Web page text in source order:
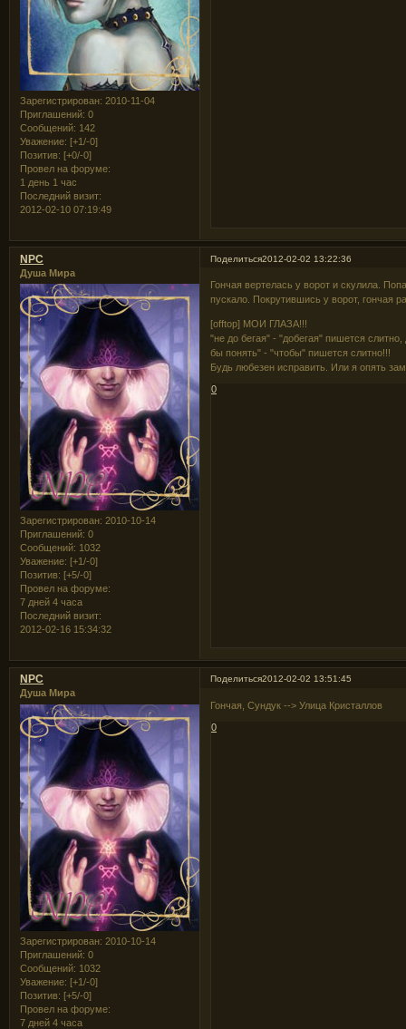
Зарегистрирован: 2010-11-04
Приглашений: 0
Сообщений: 142
Уважение: [+1/-0]
Позитив: [+0/-0]
Провел на форуме:
1 день 1 час
Последний визит:
2012-02-10 07:19:49
Поделиться2012-02-02 13:22:36
NPC
Душа Мира
Зарегистрирован: 2010-10-14
Приглашений: 0
Сообщений: 1032
Уважение: [+1/-0]
Позитив: [+5/-0]
Провел на форуме:
7 дней 4 часа
Последний визит:
2012-02-16 15:34:32
Гончая вертелась у ворот и скулила.
пускало. Покрутившись у ворот, гончая
[offtop] МОИ ГЛАЗА!!!
"не до бегая" - "добегая" пишется слитно,
бы понять" - "чтобы" пишется слитно!!!
Будь любезен исправить. Или я опять
0
Поделиться2012-02-02 13:51:45
NPC
Душа Мира
Зарегистрирован: 2010-10-14
Приглашений: 0
Сообщений: 1032
Уважение: [+1/-0]
Позитив: [+5/-0]
Провел на форуме:
7 дней 4 часа
Гончая, Сундук --> Улица Кристаллов
0